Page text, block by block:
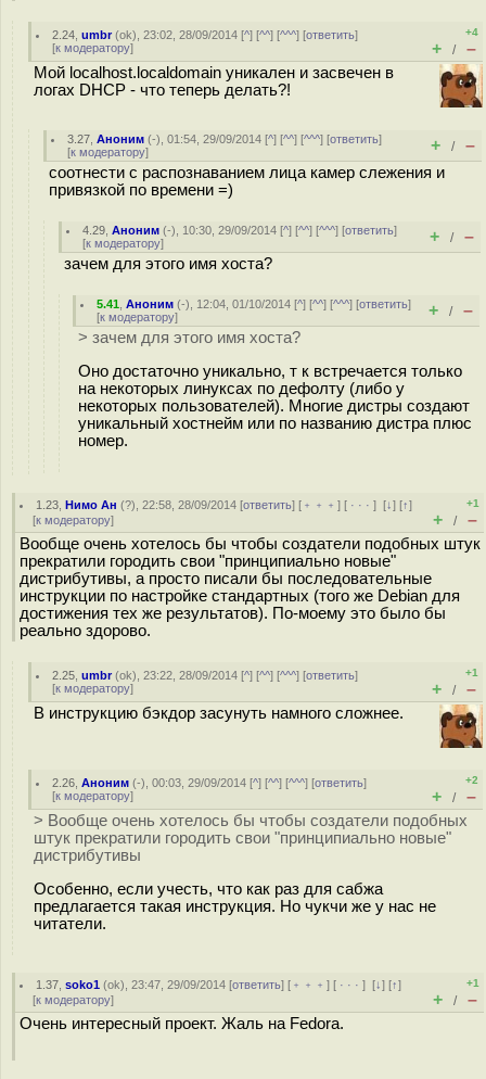
2.24 ,umbr(ok), 23:02, 28/09/2014 [^] [^^] [^^^] [ответить]
[к модератору]
+4
+ / –
Мой localhost.localdomain уникален и засвечен в
логах DHCP - что теперь делать?!
3.27 ,Аноним (-), 01:54, 29/09/2014 [^] [^^] [^^^] [ответить]
[к модератору] + / –
соотнести с распознаванием лица камер слежения и
привязкой по времени =)
4.29 ,Аноним (-), 10:30, 29/09/2014 [^] [^^] [^^^] [ответить]
[к модератору] + / –
зачем для этого имя хоста?
5.41 ,Аноним (-), 12:04, 01/10/2014 [^] [^^] [^^^] [ответить]
[к модератору] + / –
> зачем для этого имя хоста?
Оно достаточно уникально, т к встречается только
на некоторых линуксах по дефолту (либо у
некоторых пользователей). Многие дистры создают
уникальный хостнейм или по названию дистра плюс
номер.
1.23 ,Нимо Ан (?), 22:58, 28/09/2014 [ответить] [ ﹢﹢﹢] [ · · ·][↓] [↑]
[к модератору]
+1
+ / –
Вообще очень хотелось бы чтобы создатели подобных штук
прекратили городить свои "принципиально новые"
дистрибутивы, а просто писали бы последовательные
инструкции по настройке стандартных (того же Debian для
достижения тех же результатов). По-моему это было бы
реально здорово.
2.25 ,umbr(ok), 23:22, 28/09/2014 [^] [^^] [^^^] [ответить]
[к модератору]
+1
+ / –
В инструкцию бэкдор засунуть намного сложнее.
2.26 ,Аноним (-), 00:03, 29/09/2014 [^] [^^] [^^^] [ответить]
[к модератору]
+2
+ / –
> Вообще очень хотелось бы чтобы создатели подобных
штук прекратили городить свои "принципиально новые"
дистрибутивы
Особенно, если учесть, что как раз для сабжа
предлагается такая инструкция. Но чукчи же у нас не
читатели.
1.37 ,soko1 (ok), 23:47, 29/09/2014 [ответить] [ ﹢﹢﹢] [ · · ·][↓] [↑]
[к модератору]
+1
+ / –
Очень интересный проект. Жаль на Fedora.